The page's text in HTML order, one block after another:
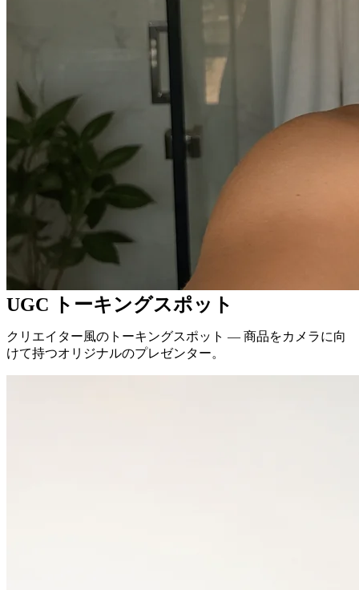
UGC トーキングスポット
クリエイター風のトーキングスポット — 商品をカメラに向
けて持つオリジナルのプレゼンター。